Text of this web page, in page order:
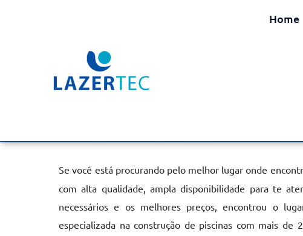
Home
Aquecedor na Piscina em
Se você está procurando pelo melhor lugar onde
com alta qualidade, ampla disponibilidade para te
necessários e os melhores preços, encontrou o
especializada na construção de piscinas com mais